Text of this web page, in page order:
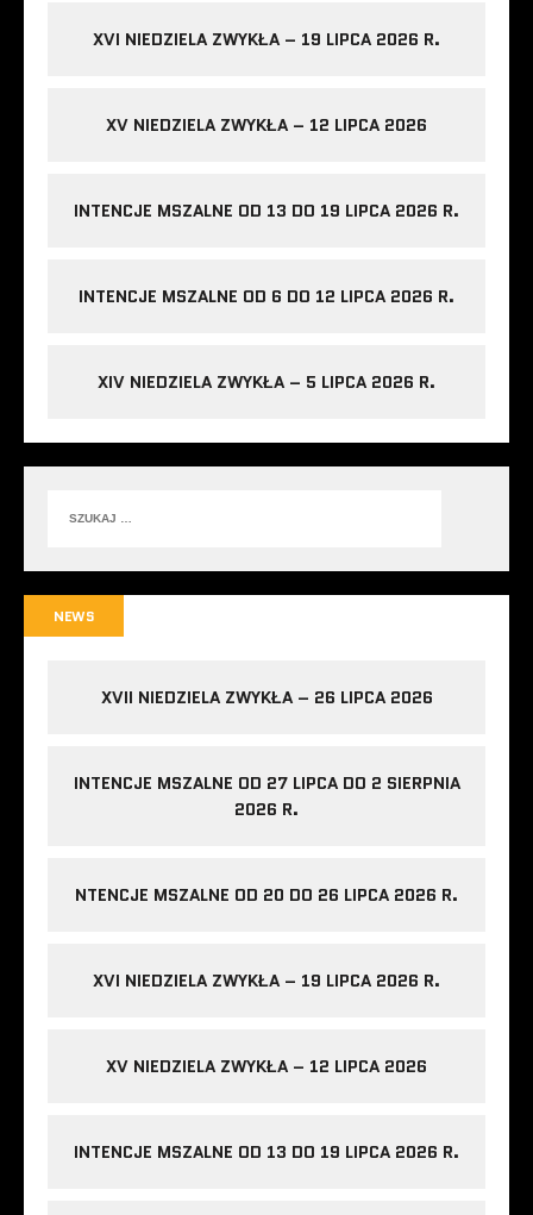
XVI NIEDZIELA ZWYKŁA – 19 LIPCA 2026 R.
XV NIEDZIELA ZWYKŁA – 12 LIPCA 2026
INTENCJE MSZALNE OD 13 DO 19 LIPCA 2026 R.
INTENCJE MSZALNE OD 6 DO 12 LIPCA 2026 R.
XIV NIEDZIELA ZWYKŁA – 5 LIPCA 2026 R.
NEWS
XVII NIEDZIELA ZWYKŁA – 26 LIPCA 2026
INTENCJE MSZALNE OD 27 LIPCA DO 2 SIERPNIA
2026 R.
NTENCJE MSZALNE OD 20 DO 26 LIPCA 2026 R.
XVI NIEDZIELA ZWYKŁA – 19 LIPCA 2026 R.
XV NIEDZIELA ZWYKŁA – 12 LIPCA 2026
INTENCJE MSZALNE OD 13 DO 19 LIPCA 2026 R.